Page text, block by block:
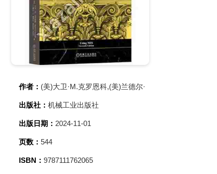
作者： (美)大卫·M.克罗恩科,(美)兰德尔·
出版社： 机械工业出版社
出版日期： 2024-11-01
页数： 544
ISBN： 9787111762065